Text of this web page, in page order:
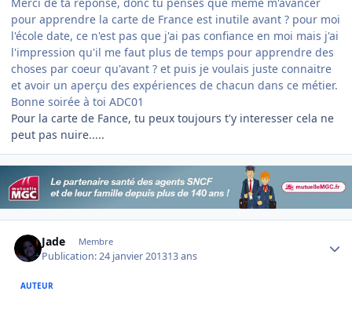
pour apprendre la carte de France est inutile avant ? pour moi
l'école date, ce n'est pas que j'ai pas confiance en moi mais j'ai
l'impression qu'il me faut plus de temps pour apprendre des
choses par coeur qu'avant ? et puis je voulais juste connaitre
et avoir un aperçu des expériences de chacun dans ce métier.
Bonne soirée à toi ADC01
Pour la carte de Fance, tu peux toujours t'y interesser cela ne
peut pas nuire.....
Jade Membre
Publication:24 janvier 201313 ans
AUTEUR